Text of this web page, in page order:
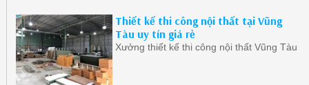
Thiết kế thi công nội thất tại Vũng
Tàu uy tín giá rẻ
Xưởng thiết kế thi công nội thất Vũng Tàu